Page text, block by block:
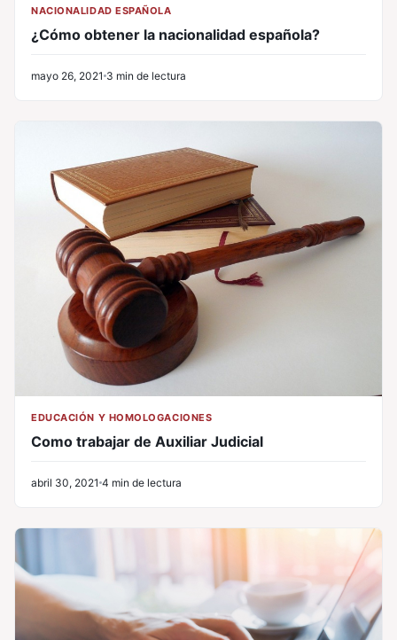
NACIONALIDAD ESPAÑOLA
¿Cómo obtener la nacionalidad española?
mayo 26, 2021 3 min de lectura
EDUCACIÓN Y HOMOLOGACIONES
Como trabajar de Auxiliar Judicial
abril 30, 2021 4 min de lectura